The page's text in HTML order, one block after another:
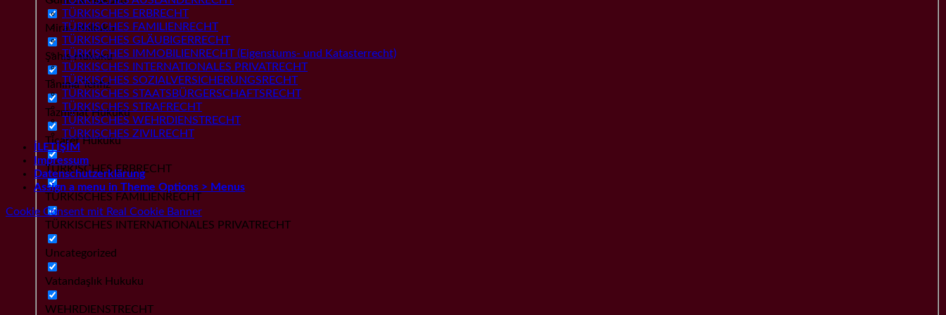
Miras Hukuku
Şahıs Hukuku
Tanıma Tenfiz
Tazminat Hukuku
Ticaret Hukuku
TÜRKISCHES ERBRECHT
TÜRKISCHES FAMILIENRECHT
TÜRKISCHES INTERNATIONALES PRIVATRECHT
Uncategorized
Vatandaşlık Hukuku
WEHRDIENSTRECHT
TÜRKISCHES ERBRECHT
TÜRKISCHES FAMILIENRECHT
TÜRKISCHES GLÄUBIGERRECHT
TÜRKISCHES IMMOBILIENRECHT (Eigenstums- und Katasterrecht)
TÜRKISCHES INTERNATIONALES PRIVATRECHT
TÜRKISCHES SOZIALVERSICHERUNGSRECHT
TÜRKISCHES STAATSBÜRGERSCHAFTSRECHT
TÜRKISCHES STRAFRECHT
TÜRKISCHES WEHRDIENSTRECHT
TÜRKISCHES ZIVILRECHT
İLETİŞİM
Impressum
Datenschutzerklärung
Assign a menu in Theme Options > Menus
Cookie Consent mit Real Cookie Banner